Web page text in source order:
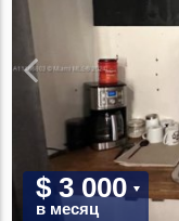
$ 3 000
в месяц